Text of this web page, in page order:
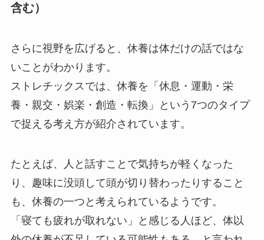
含む）
さらに視野を広げると、休養は体だけの話ではな
いことがわかります。
ストレチックスでは、休養を「休息・運動・栄
養・親交・娯楽・創造・転換」という7つのタイプ
で捉える考え方が紹介されています。
たとえば、人と話すことで気持ちが軽くなった
り、趣味に没頭して頭が切り替わったりすること
も、休養の一つと考えられているようです。
「寝ても疲れが取れない」と感じる人ほど、体以